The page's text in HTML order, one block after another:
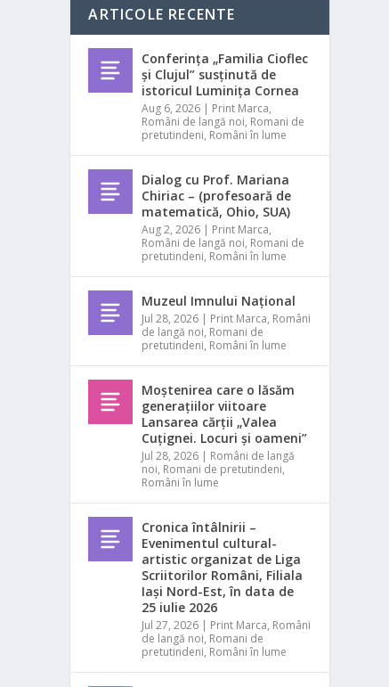
ARTICOLE RECENTE
Conferința „Familia Cioflec
și Clujul” susținută de
istoricul Luminița Cornea
Aug 6, 2026 | Print Marca,
Români de langă noi, Romani de
pretutindeni, Români în lume
Dialog cu Prof. Mariana
Chiriac – (profesoară de
matematică, Ohio, SUA)
Aug 2, 2026 | Print Marca,
Români de langă noi, Romani de
pretutindeni, Români în lume
Muzeul Imnului Național
Jul 28, 2026 | Print Marca, Români
de langă noi, Romani de
pretutindeni, Români în lume
Moștenirea care o lăsăm
generațiilor viitoare
Lansarea cărții „Valea
Cuțignei. Locuri și oameni”
Jul 28, 2026 | Români de langă
noi, Romani de pretutindeni,
Români în lume
Cronica întâlnirii –
Evenimentul cultural-
artistic organizat de Liga
Scriitorilor Români, Filiala
Iași Nord-Est, în data de
25 iulie 2026
Jul 27, 2026 | Print Marca, Români
de langă noi, Romani de
pretutindeni, Români în lume